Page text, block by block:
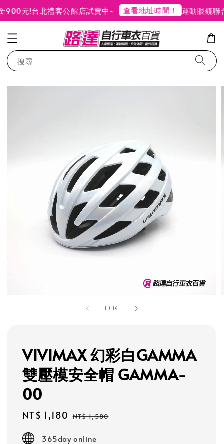
元!台北禮客公館店試賣中~ 查看地址時間！ 運動眼鏡聯合
搜尋
1 / 14
VIVIMAX 幻彩白GAMMA
雙壓模安全帽 GAMMA-
00
Sale
NT$ 1,180 Regular
NT$ 1,580
365day online